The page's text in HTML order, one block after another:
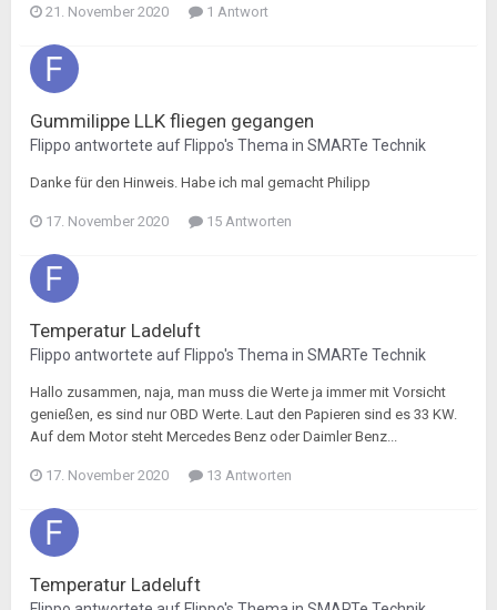
21. November 2020 1 Antwort
Gummilippe LLK fliegen gegangen
Flippo antwortete auf Flippo's Thema in SMARTe Technik
Danke für den Hinweis. Habe ich mal gemacht Philipp
17. November 2020 15 Antworten
Temperatur Ladeluft
Flippo antwortete auf Flippo's Thema in SMARTe Technik
Hallo zusammen, naja, man muss die Werte ja immer mit Vorsicht
genießen, es sind nur OBD Werte. Laut den Papieren sind es 33 KW.
Auf dem Motor steht Mercedes Benz oder Daimler Benz...
17. November 2020 13 Antworten
Temperatur Ladeluft